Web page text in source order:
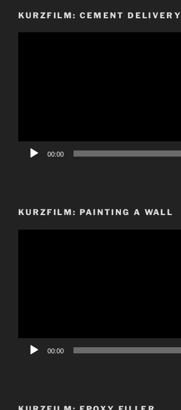
KURZFILM: CEMENT DELIVERY
00:00
KURZFILM: PAINTING A WALL
00:00